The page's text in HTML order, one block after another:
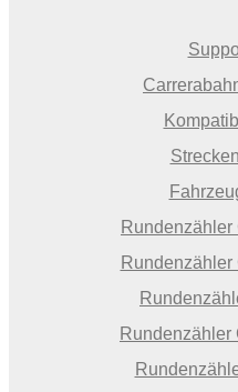
Rundenzähler
Rundenzähler